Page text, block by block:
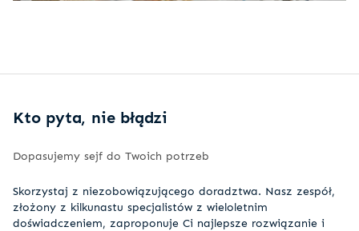
Kto pyta, nie błądzi
Dopasujemy sejf do Twoich potrzeb
Skorzystaj z niezobowiązującego doradztwa. Nasz zespół,
złożony z kilkunastu specjalistów z wieloletnim
doświadczeniem, zaproponuje Ci najlepsze rozwiązanie i